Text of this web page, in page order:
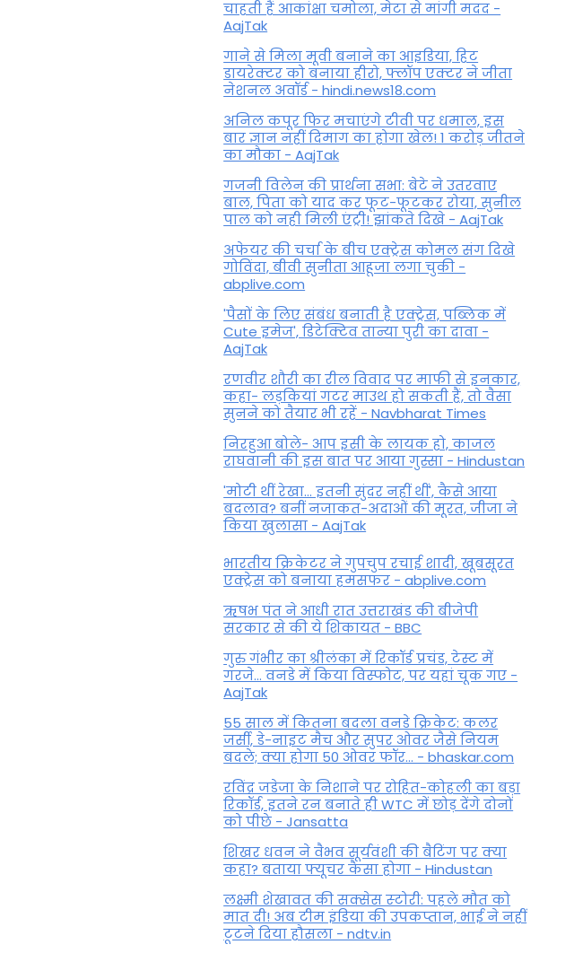
चाहती हैं आकांक्षा चमोला, मेटा से मांगी मदद -
AajTak
गाने से मिला मूवी बनाने का आइडिया, हिट
डायरेक्टर को बनाया हीरो, फ्लॉप एक्टर ने जीता
नेशनल अवॉर्ड - hindi.news18.com
अनिल कपूर फिर मचाएंगे टीवी पर धमाल, इस
बार ज्ञान नहीं दिमाग का होगा खेल! 1 करोड़ जीतने
का मौका - AajTak
गजनी विलेन की प्रार्थना सभा: बेटे ने उतरवाए
बाल, पिता को याद कर फूट-फूटकर रोया, सुनील
पाल को नही मिली एंट्री! झांकते दिखे - AajTak
अफेयर की चर्चा के बीच एक्ट्रेस कोमल संग दिखे
गोविंदा, बीवी सुनीता आहूजा लगा चुकी -
abplive.com
'पैसों के लिए संबंध बनाती है एक्ट्रेस, पब्लिक में
Cute इमेज', डिटेक्टिव तान्या पुरी का दावा -
AajTak
रणवीर शौरी का रील विवाद पर माफी से इनकार,
कहा- लड़कियां गटर माउथ हो सकती हैं, तो वैसा
सुनने को तैयार भी रहें - Navbharat Times
निरहुआ बोले- आप इसी के लायक हो, काजल
राघवानी की इस बात पर आया गुस्सा - Hindustan
'मोटी थीं रेखा... इतनी सुंदर नहीं थीं', कैसे आया
बदलाव? बनीं नजाकत-अदाओं की मूरत, जीजा ने
किया खुलासा - AajTak
भारतीय क्रिकेटर ने गुपचुप रचाई शादी, खूबसूरत
एक्ट्रेस को बनाया हमसफर - abplive.com
ऋषभ पंत ने आधी रात उत्तराखंड की बीजेपी
सरकार से की ये शिकायत - BBC
गुरु गंभीर का श्रीलंका में र‍िकॉर्ड प्रचंड, टेस्ट में
गरजे... वनडे में किया व‍िस्फोट, पर यहां चूक गए -
AajTak
55 साल में कितना बदला वनडे क्रिकेट: कलर
जर्सी, डे-नाइट मैच और सुपर ओवर जैसे नियम
बदले; क्या होगा 50 ओवर फॉर... - bhaskar.com
रविंद्र जडेजा के निशाने पर रोहित-कोहली का बड़ा
रिकॉर्ड, इतने रन बनाते ही WTC में छोड़ देंगे दोनों
को पीछे - Jansatta
शिखर धवन ने वैभव सूर्यवंशी की बैटिंग पर क्या
कहा? बताया फ्यूचर कैसा होगा - Hindustan
लक्ष्मी शेखावत की सक्‍सेस स्‍टोरी: पहले मौत को
मात दी! अब टीम इंडिया की उपकप्तान, भाई ने नहीं
टूटने दिया हौसला - ndtv.in